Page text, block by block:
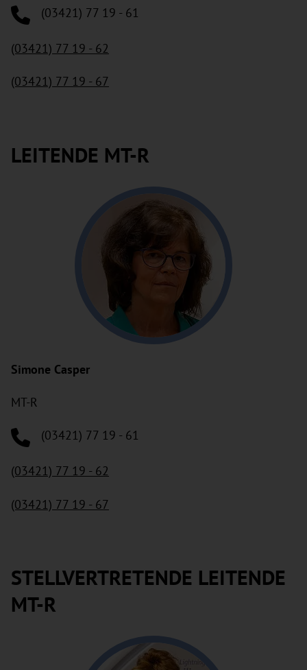
(03421) 77 19 - 61
(03421) 77 19 - 62
(03421) 77 19 - 67
LEITENDE MT-R
Simone Casper
MT-R
(03421) 77 19 - 61
(03421) 77 19 - 62
(03421) 77 19 - 67
STELLVERTRETENDE LEITENDE
MT-R